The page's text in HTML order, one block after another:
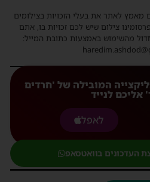
מאמץ לאתר את בעלי הזכויות בצילומים
צילום שיש לכם זכויות בו, אתם
מהשימוש באמצעות כתובת המייל:
המובילה של 'חרדים
אליכם לנייד
לאפל
העדכונים בוואטסאפ